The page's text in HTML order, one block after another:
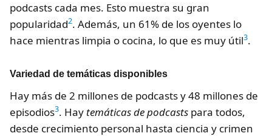
podcasts cada mes. Esto muestra su gran
popularidad2. Además, un 61% de los oyentes lo
hace mientras limpia o cocina, lo que es muy útil3.
Variedad de temáticas disponibles
Hay más de 2 millones de podcasts y 48 millones de
episodios3. Hay temáticas de podcasts para todos,
desde crecimiento personal hasta ciencia y crimen